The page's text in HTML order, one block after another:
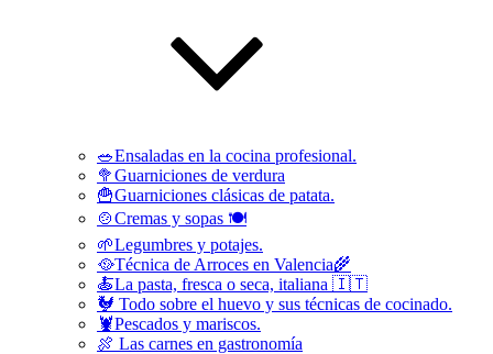
🥗Ensaladas en la cocina profesional.
🥦Guarniciones de verdura
🍟Guarniciones clásicas de patata.
🍲Cremas y sopas 🍽
🌱Legumbres y potajes.
🥘Técnica de Arroces en Valencia🌾
🍝La pasta, fresca o seca, italiana 🇮🇹
🐓 Todo sobre el huevo y sus técnicas de cocinado.
🦞Pescados y mariscos.
🍖 Las carnes en gastronomía